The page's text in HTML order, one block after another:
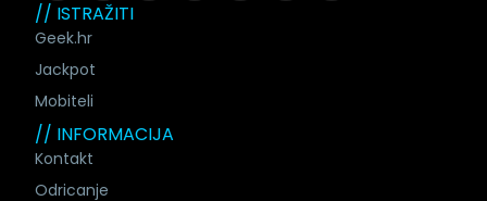
// ISTRAŽITI
Geek.hr
Jackpot
Mobiteli
// INFORMACIJA
Kontakt
Odricanje